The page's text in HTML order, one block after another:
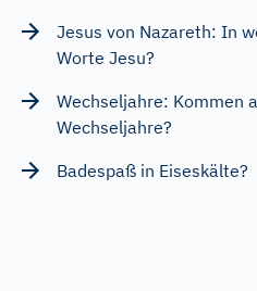
Jesus von Nazareth: In
Worte Jesu?
Wechseljahre: Kommen
Wechseljahre?
Badespaß in Eiseskälte?